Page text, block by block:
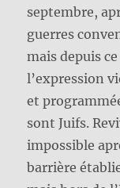
septembre,
guerres
mais depuis
l’expression
et
sont Juifs.
impossible
barrière